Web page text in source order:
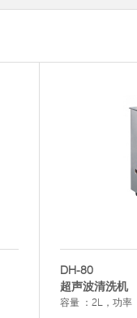
DH-80
超声波清洗机
容量 ：2L，功率